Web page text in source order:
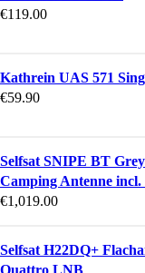
€119.00
Kathrein UAS 571
€59.90
Selfsat SNIPE BT
Camping Antenne
€1,019.00
Selfsat H22DQ+
Quattro LNB